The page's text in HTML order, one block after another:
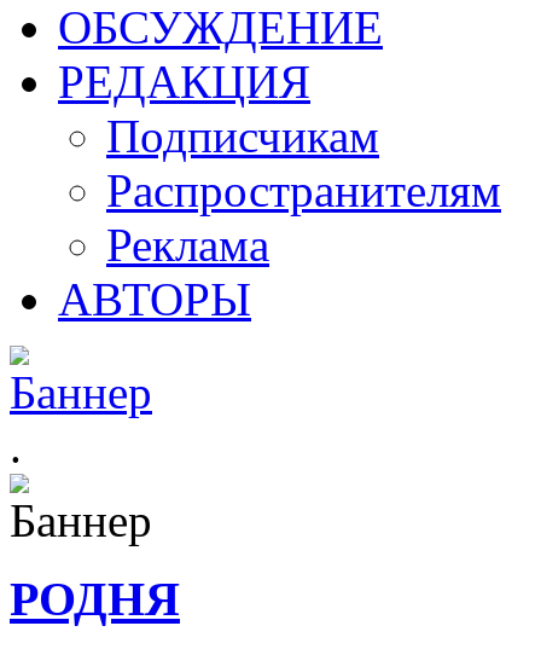
ОБСУЖДЕНИЕ
РЕДАКЦИЯ
Подписчикам
Распространителям
Реклама
АВТОРЫ
.
РОДНЯ